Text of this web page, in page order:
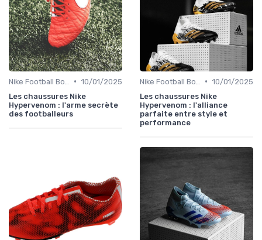
• 10/01/2025
Les chaussures Nike
Hypervenom : l'arme secrète
des footballeurs
• 10/01/2025
Les chaussures Nike
Hypervenom : l'alliance
parfaite entre style et
performance